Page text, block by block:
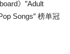
》”Adult
Songs” 榜单冠